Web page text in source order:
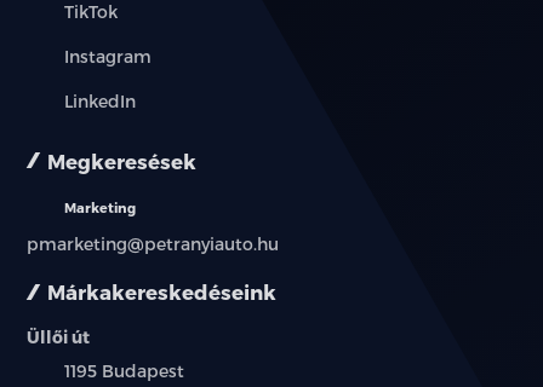
Márkakereskedéseink
Üllői út
Település:
1195 Budapest
TikTok
Instagram
LinkedIn
Megkeresések
Marketing
pmarketing@petranyiauto.hu